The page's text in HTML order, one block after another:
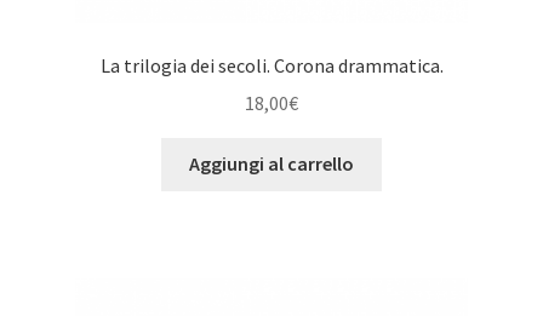
La trilogia dei secoli. Corona drammatica.
18,00€
Aggiungi al carrello